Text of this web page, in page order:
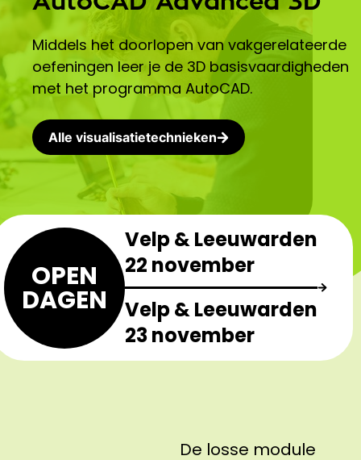
Middels het doorlopen van vakgerelateerde
oefeningen leer je de 3D basisvaardigheden
met het programma AutoCAD.
Alle visualisatietechnieken
OPEN
DAGEN
Velp & Leeuwarden
22 november
Velp & Leeuwarden
23 november
De losse module